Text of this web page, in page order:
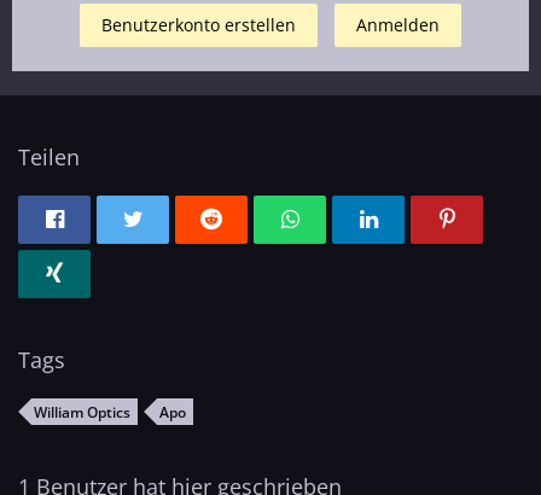
Benutzerkonto erstellen Anmelden
Teilen
Tags
William Optics Apo
1 Benutzer hat hier geschrieben